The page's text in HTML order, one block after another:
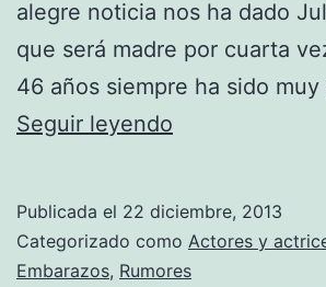
alegre noticia nos ha dado
que será madre por cuarta
46 años siempre ha sido
Seguir leyendo
madre
por
Publicada el 22 diciembre, 2013
Categorizado como Actores y
Embarazos, Rumores